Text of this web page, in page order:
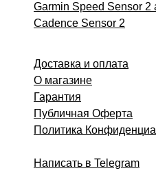
Доставка и оплата
О магазине
Гарантия
Публичная Оферта
Политика
Написать в Telegram
Garmin Speed Sensor 2
Cadence Sensor 2